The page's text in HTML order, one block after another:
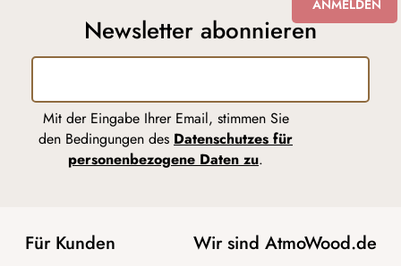
Newsletter abonnieren
Mit der Eingabe Ihrer Email, stimmen Sie
den Bedingungen des Datenschutzes für
personenbezogene Daten zu.
ANMELDEN
Für Kunden Wir sind AtmoWood.de